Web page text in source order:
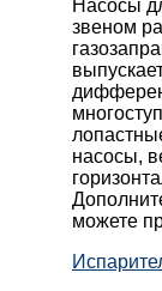
Насосы
звеном
насосы,
можете